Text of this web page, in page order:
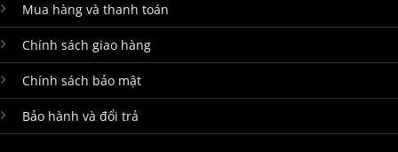
Mua hàng và thanh toán
Chính sách giao hàng
Chính sách bảo mật
Bảo hành và đổi trả